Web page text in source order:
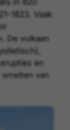
in 920
1823. Vaak
De vulkaan
en
van